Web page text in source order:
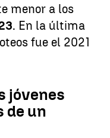
menor a los
. En la última
fue el 2021
jóvenes
de un